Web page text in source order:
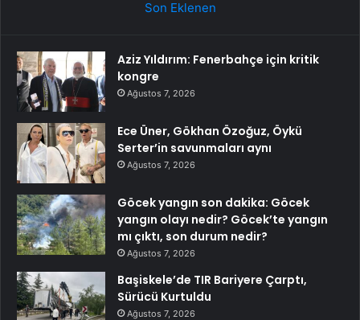
Son Eklenen
Aziz Yıldırım: Fenerbahçe için kritik
kongre
Ağustos 7, 2026
Ece Üner, Gökhan Özoğuz, Öykü
Serter’in savunmaları aynı
Ağustos 7, 2026
Göcek yangın son dakika: Göcek
yangın olayı nedir? Göcek’te yangın
mı çıktı, son durum nedir?
Ağustos 7, 2026
Başiskele’de TIR Bariyere Çarptı,
Sürücü Kurtuldu
Ağustos 7, 2026